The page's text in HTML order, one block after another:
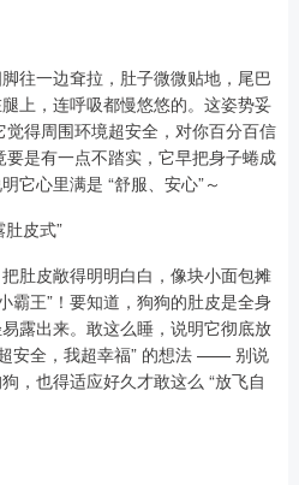
往一边耷拉，肚子微微贴地，尾巴
上，连呼吸都慢悠悠的。这姿势妥
得周围环境超安全，对你百分百信
要是有一点不踏实，它早把身子蜷成
它心里满是 “舒服、安心”～
皮式”
肚皮敞得明明白白，像块小面包摊
霸王”！要知道，狗狗的肚皮是全身
露出来。敢这么睡，说明它彻底放
安全，我超幸福” 的想法 —— 别说
，也得适应好久才敢这么 “放飞自